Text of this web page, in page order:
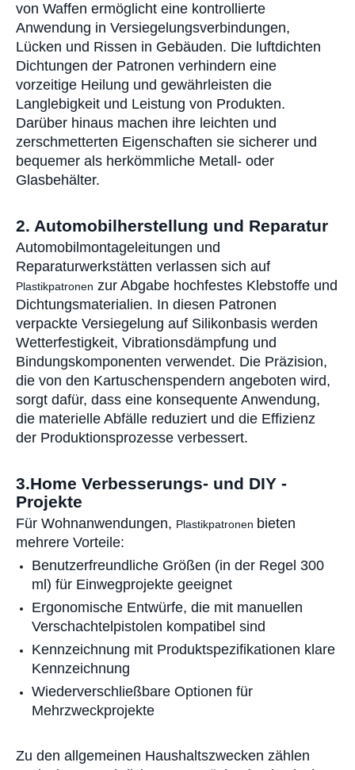
von Waffen ermöglicht eine kontrollierte
Anwendung in Versiegelungsverbindungen,
Lücken und Rissen in Gebäuden. Die luftdichten
Dichtungen der Patronen verhindern eine
vorzeitige Heilung und gewährleisten die
Langlebigkeit und Leistung von Produkten.
Darüber hinaus machen ihre leichten und
zerschmetterten Eigenschaften sie sicherer und
bequemer als herkömmliche Metall- oder
Glasbehälter.
2. Automobilherstellung und Reparatur
Automobilmontageleitungen und
Reparaturwerkstätten verlassen sich auf
Plastikpatronen zur Abgabe hochfestes Klebstoffe und
Dichtungsmaterialien. In diesen Patronen
verpackte Versiegelung auf Silikonbasis werden
Wetterfestigkeit, Vibrationsdämpfung und
Bindungskomponenten verwendet. Die Präzision,
die von den Kartuschenspendern angeboten wird,
sorgt dafür, dass eine konsequente Anwendung,
die materielle Abfälle reduziert und die Effizienz
der Produktionsprozesse verbessert.
3.Home Verbesserungs- und DIY -
Projekte
Für Wohnanwendungen, Plastikpatronen bieten
mehrere Vorteile:
Benutzerfreundliche Größen (in der Regel 300
ml) für Einwegprojekte geeignet
Ergonomische Entwürfe, die mit manuellen
Verschachtelpistolen kompatibel sind
Kennzeichnung mit Produktspezifikationen klare
Kennzeichnung
Wiederverschließbare Optionen für
Mehrzweckprojekte
Zu den allgemeinen Haushaltszwecken zählen